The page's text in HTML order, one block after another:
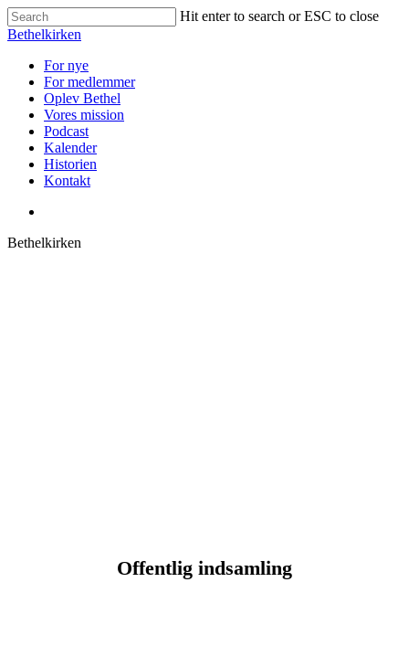
Skip
to
content
Hit enter to search or ESC to close
Close
Bethelkirken
Menu
For nye
For medlemmer
Oplev Bethel
Vores mission
Podcast
Kalender
Historien
Kontakt
Bethelkirken
Offentlig indsamling